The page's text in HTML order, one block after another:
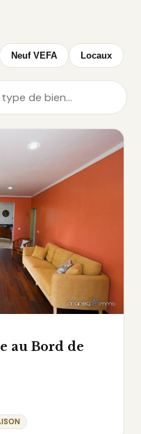
Neuf VEFA Locaux
au Bord de